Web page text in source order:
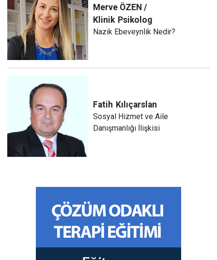
Merve ÖZEN /
Klinik Psikolog
Nazik Ebeveynlik Nedir?
Fatih Kılıçarslan
Sosyal Hizmet ve Aile
Danışmanlığı İlişkisi